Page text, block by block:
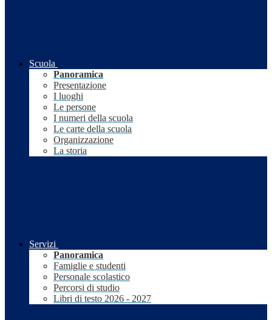
Scuola
Panoramica
Presentazione
I luoghi
Le persone
I numeri della scuola
Le carte della scuola
Organizzazione
La storia
Servizi
Panoramica
Famiglie e studenti
Personale scolastico
Percorsi di studio
Libri di testo 2026 - 2027